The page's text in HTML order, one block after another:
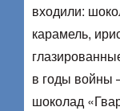
входили:
карамель,
в годы войны
шоколад